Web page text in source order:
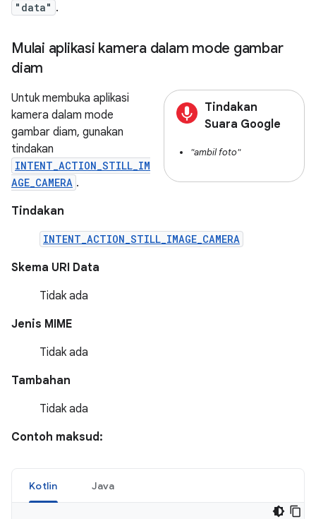
"data" .
Mulai aplikasi kamera dalam mode gambar
diam
Tindakan
Suara Google
"ambil foto"
Untuk membuka aplikasi
kamera dalam mode
gambar diam, gunakan
tindakan
INTENT_ACTION_STILL_IM
AGE_CAMERA .
Tindakan
INTENT_ACTION_STILL_IMAGE_CAMERA
Skema URI Data
Tidak ada
Jenis MIME
Tidak ada
Tambahan
Tidak ada
Contoh maksud:
Kotlin Java